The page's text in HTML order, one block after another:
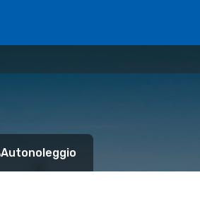
Autonoleggio